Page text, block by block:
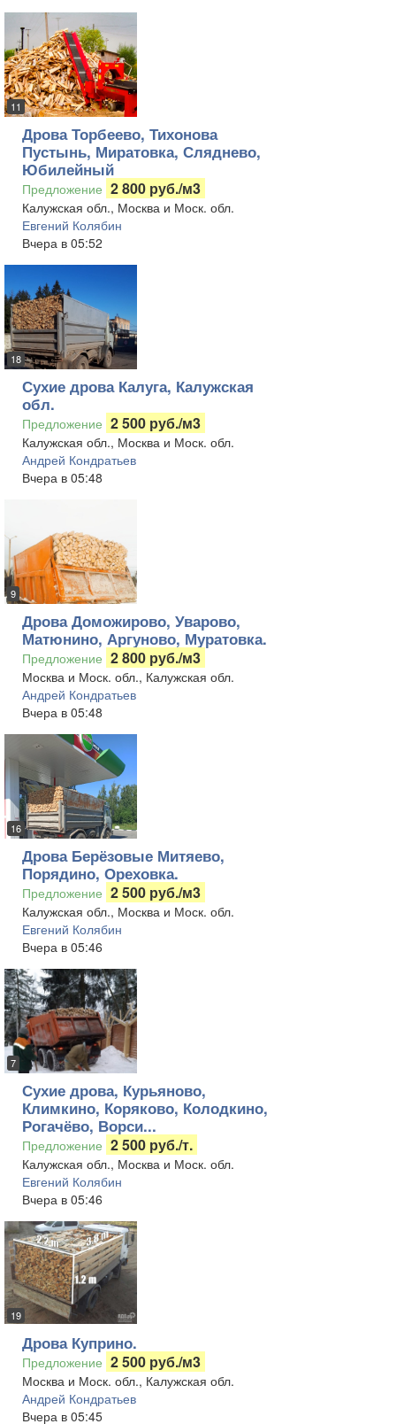
11
Дрова Торбеево, Тихонова
Пустынь, Миратовка, Сляднево,
Юбилейный
Предложение 2 800 руб./м3
Калужская обл., Москва и Моск. обл.
Евгений Колябин
Вчера в 05:52
18
Сухие дрова Калуга, Калужская
обл.
Предложение 2 500 руб./м3
Калужская обл., Москва и Моск. обл.
Андрей Кондратьев
Вчера в 05:48
9
Дрова Доможирово, Уварово,
Матюнино, Аргуново, Муратовка.
Предложение 2 800 руб./м3
Москва и Моск. обл., Калужская обл.
Андрей Кондратьев
Вчера в 05:48
16
Дрова Берёзовые Митяево,
Порядино, Ореховка.
Предложение 2 500 руб./м3
Калужская обл., Москва и Моск. обл.
Евгений Колябин
Вчера в 05:46
7
Сухие дрова, Курьяново,
Климкино, Коряково, Колодкино,
Рогачёво, Ворси...
Предложение 2 500 руб./т.
Калужская обл., Москва и Моск. обл.
Евгений Колябин
Вчера в 05:46
19
Дрова Куприно.
Предложение 2 500 руб./м3
Москва и Моск. обл., Калужская обл.
Андрей Кондратьев
Вчера в 05:45